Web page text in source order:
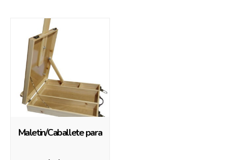
Maletin/Caballete para